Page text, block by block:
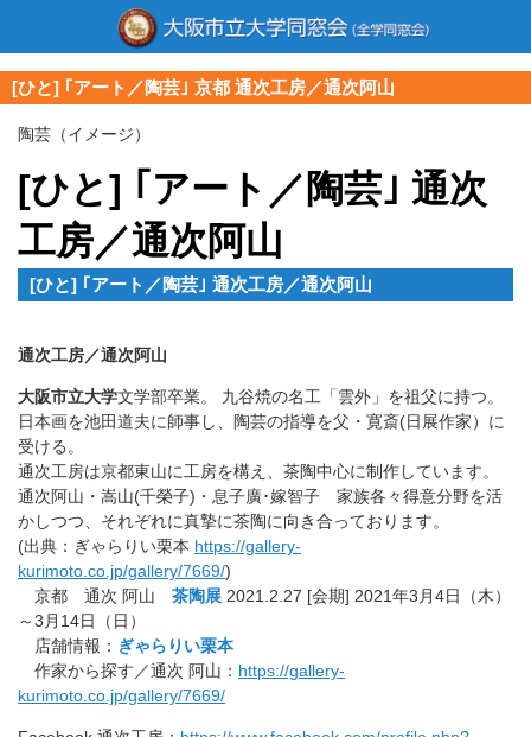
[ひと] ｢アート／陶芸｣ 京都 通次工房／通次阿山
陶芸（イメージ）
[ひと] ｢アート／陶芸｣ 通次
工房／通次阿山
[ひと] ｢アート／陶芸｣ 通次工房／通次阿山
通次工房／通次阿山
大阪市立大学文学部卒業。 九谷焼の名工「雲外」を祖父に持つ。
日本画を池田道夫に師事し、陶芸の指導を父・寛斎(日展作家）に
受ける。
通次工房は京都東山に工房を構え、茶陶中心に制作しています。
通次阿山・嵩山(千榮子)・息子廣･嫁智子 家族各々得意分野を活
かしつつ、それぞれに真摯に茶陶に向き合っております。
(出典：ぎゃらりい栗本 https://gallery-
kurimoto.co.jp/gallery/7669/)
京都 通次 阿山 茶陶展 2021.2.27 [会期] 2021年3月4日（木）
～3月14日（日）
店舗情報： ぎゃらりい栗本
作家から探す／通次 阿山： https://gallery-
kurimoto.co.jp/gallery/7669/